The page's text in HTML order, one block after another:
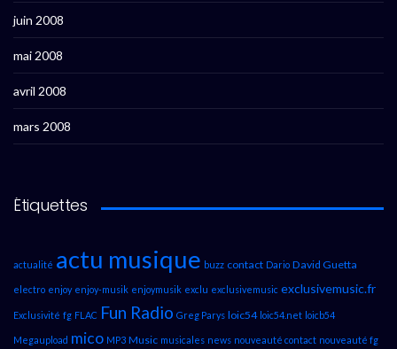
juin 2008
mai 2008
avril 2008
mars 2008
Étiquettes
actualité actu musique buzz contact Dario David Guetta
electro enjoy enjoy-musik enjoymusik exclu exclusivemusic exclusivemusic.fr
Exclusivité fg FLAC Fun Radio Greg Parys loic54 loic54.net loicb54
Megaupload mico MP3 Music musicales news nouveauté contact nouveauté fg